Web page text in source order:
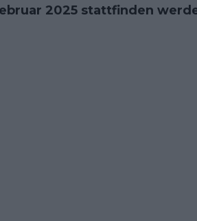
2025 stattfinden